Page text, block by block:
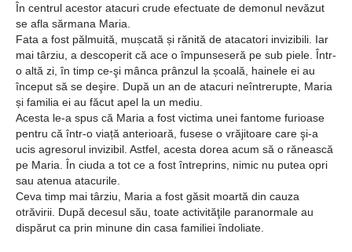
În centrul acestor atacuri crude efectuate de demonul nevăzut
se afla sărmana Maria.
Fata a fost pălmuită, mușcată și rănită de atacatori invizibili. Iar
mai târziu, a descoperit că ace o împunseseră pe sub piele. Într-
o altă zi, în timp ce-şi mânca prânzul la școală, hainele ei au
început să se deşire. După un an de atacuri neîntrerupte, Maria
și familia ei au făcut apel la un mediu.
Acesta le-a spus că Maria a fost victima unei fantome furioase
pentru că într-o viață anterioară, fusese o vrăjitoare care şi-a
ucis agresorul invizibil. Astfel, acesta dorea acum să o rănească
pe Maria. În ciuda a tot ce a fost întreprins, nimic nu putea opri
sau atenua atacurile.
Ceva timp mai târziu, Maria a fost găsit moartă din cauza
otrăvirii. După decesul său, toate activităţile paranormale au
dispărut ca prin minune din casa familiei îndoliate.